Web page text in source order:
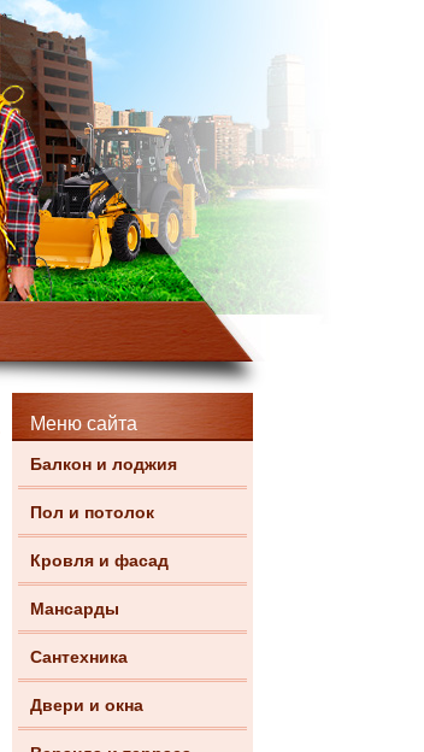
Меню сайта
Балкон и лоджия
Пол и потолок
Кровля и фасад
Мансарды
Сантехника
Двери и окна